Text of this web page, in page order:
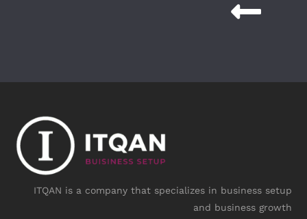
ITQAN is a company that specializes in business setup
and business growth